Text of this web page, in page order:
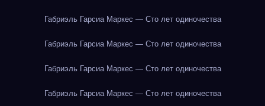
Габриэль Гарсиа Маркес — Сто лет одиночества
Габриэль Гарсиа Маркес — Сто лет одиночества
Габриэль Гарсиа Маркес — Сто лет одиночества
Габриэль Гарсиа Маркес — Сто лет одиночества